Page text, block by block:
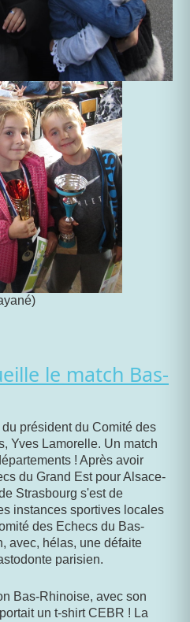
le match Bas-
président du Comité des
Yves Lamorelle. Un match
! Après avoir
du Grand Est pour Alsace-
Strasbourg s'est de
instances sportives locales
des Echecs du Bas-
avec, hélas, une défaite
parisien.
Bas-Rhinoise, avec son
un t-shirt CEBR ! La